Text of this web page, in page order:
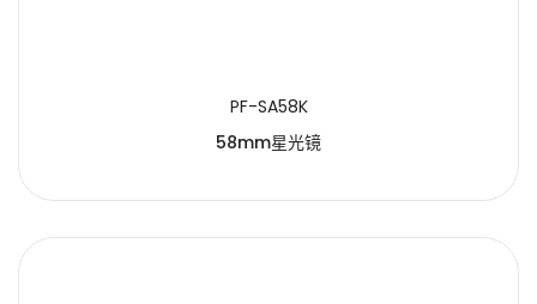
PF-SA58K
58mm星光镜